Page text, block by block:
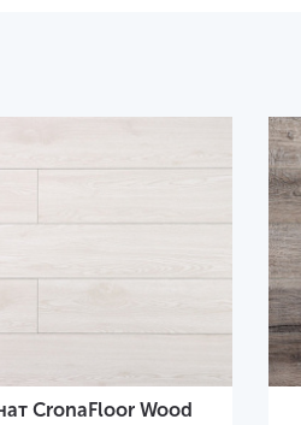
CronaFloor Wood